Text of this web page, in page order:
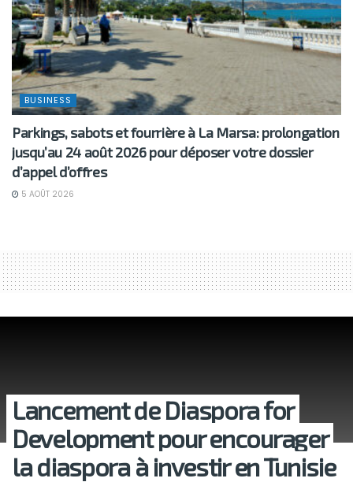
BUSINESS
Parkings, sabots et fourrière à La Marsa: prolongation
jusqu’au 24 août 2026 pour déposer votre dossier
d’appel d’offres
5 AOÛT 2026
Lancement de Diaspora for
Development pour encourager
la diaspora à investir en Tunisie